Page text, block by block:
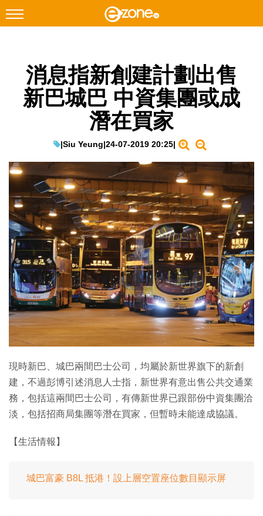
Facebook Instagram
科技焦點
教學評測
EduTech
IT Times
生成式AI與雲端應用
Enterprise Digital Transformation
特集
消息指新創建計劃出售
新巴城巴 中資集團或成
潛在買家
|Siu Yeung|24-07-2019 20:25|
現時新巴、城巴兩間巴士公司，均屬於新世界旗下的新創
建，不過彭博引述消息人士指，新世界有意出售公共交通業
務，包括這兩間巴士公司，有傳新世界已跟部份中資集團洽
淡，包括招商局集團等潛在買家，但暫時未能達成協議。
【生活情報】
城巴富豪 B8L 抵港！設上層空置座位數目顯示屏